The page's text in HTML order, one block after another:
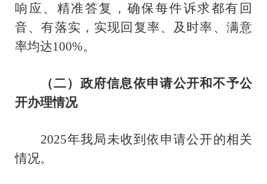
响应、精准答复，确保每件诉求都有回
音、有落实，实现回复率、及时率、满意
率均达100%。
（二）政府信息依申请公开和不予公
开办理情况
2025年我局未收到依申请公开的相关
情况。